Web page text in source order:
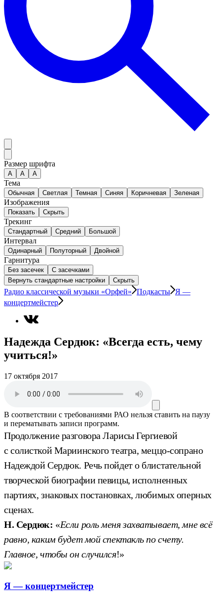
Размер шрифта
А A A
Тема
Обычная Светлая Темная Синяя Коричневая Зеленая
Изображения
Показать Скрыть
Трекинг
Стандартный Средний Большой
Интервал
Одинарный Полуторный Двойной
Гарнитура
Без засечек
С засечками
Вернуть стандартные настройки
Скрыть
Радио классической музыки «Орфей» Подкасты
Я —
концертмейстер
Надежда Сердюк: «Всегда есть, чему
учиться!»
17 октября 2017
В соответствии с требованиями РАО нельзя ставить на паузу
и перематывать записи программ.
Продолжение разговора Ларисы Гергиевой
с солисткой Мариинского театра, меццо-сопрано
Надеждой Сердюк. Речь пойдет о блистательной
творческой биографии певицы, исполненных
партиях, знаковых постановках, любимых оперных
сценах.
Н. Сердюк: «Если роль меня захватывает, мне всё
равно, каким будет мой спектакль по счету.
Главное, чтобы он случился!»
Я — концертмейстер